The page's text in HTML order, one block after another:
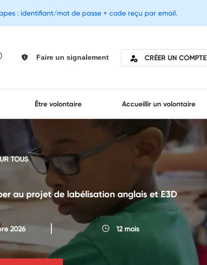
Faire un signalement CRÉER UN COMPTE
Être volontaire Accueillir un volontaire
TOUS
au projet de labélisation anglais et E3D
2026 12 mois
: identifiant/mot de passe + code reçu par email.